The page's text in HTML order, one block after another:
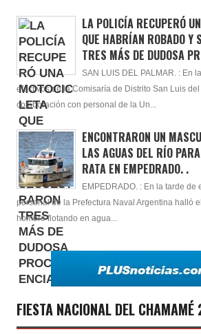
LA POLICÍA RECUPERÓ
QUE HABRÍAN ROBADO Y
TRES MÁS DE DUDOSA
SAN LUIS DEL PALMAR. : En
efectivos de la Comisaría de Distrito San Luis del
colaboración con personal de la Un...
ENCONTRARON UN
LAS AGUAS DEL RÍO
RATA EN EMPEDRADO. .
EMPEDRADO. : En la tarde de
personal de la Prefectura Naval Argentina halló
hombre flotando en agua...
FIESTA NACIONAL DEL